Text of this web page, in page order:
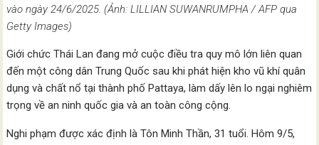
vào ngày 24/6/2025. (Ảnh: LILLIAN SUWANRUMPHA / AFP qua
Getty Images)
Giới chức Thái Lan đang mở cuộc điều tra quy mô lớn liên quan
đến một công dân Trung Quốc sau khi phát hiện kho vũ khí quân
dụng và chất nổ tại thành phố Pattaya, làm dấy lên lo ngại nghiêm
trọng về an ninh quốc gia và an toàn công cộng.
Nghi phạm được xác định là Tôn Minh Thần, 31 tuổi. Hôm 9/5,